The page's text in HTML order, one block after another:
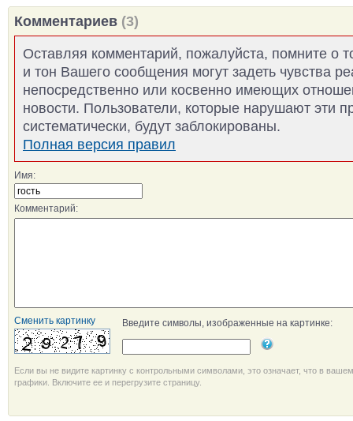
Комментариев (3)
Оставляя комментарий, пожалуйста, помните о
и тон Вашего сообщения могут задеть чувства
непосредственно или косвенно имеющих
новости. Пользователи, которые нарушают эти
систематически, будут заблокированы.
Полная версия правил
Имя:
Комментарий:
Сменить картинку Введите символы, изображенные на картинке:
Если вы не видите картинку с контрольными символами, это означает, что в
графики. Включите ее и перегрузите страницу.